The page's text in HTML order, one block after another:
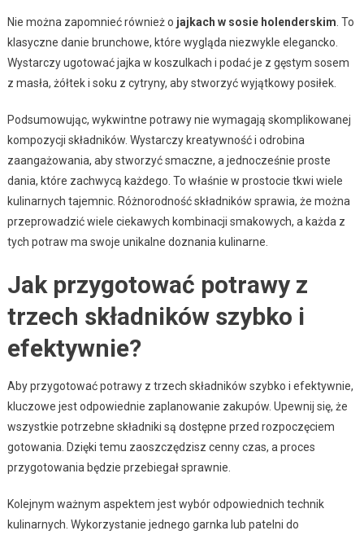
Nie można zapomnieć również o jajkach w sosie holenderskim . To
klasyczne danie brunchowe, które wygląda niezwykle elegancko.
Wystarczy ugotować jajka w koszulkach i podać je z gęstym sosem
z masła, żółtek i soku z cytryny, aby stworzyć wyjątkowy posiłek.
Podsumowując, wykwintne potrawy nie wymagają skomplikowanej
kompozycji składników. Wystarczy kreatywność i odrobina
zaangażowania, aby stworzyć smaczne, a jednocześnie proste
dania, które zachwycą każdego. To właśnie w prostocie tkwi wiele
kulinarnych tajemnic. Różnorodność składników sprawia, że można
przeprowadzić wiele ciekawych kombinacji smakowych, a każda z
tych potraw ma swoje unikalne doznania kulinarne.
Jak przygotować potrawy z
trzech składników szybko i
efektywnie?
Aby przygotować potrawy z trzech składników szybko i efektywnie,
kluczowe jest odpowiednie zaplanowanie zakupów. Upewnij się, że
wszystkie potrzebne składniki są dostępne przed rozpoczęciem
gotowania. Dzięki temu zaoszczędzisz cenny czas, a proces
przygotowania będzie przebiegał sprawnie.
Kolejnym ważnym aspektem jest wybór odpowiednich technik
kulinarnych. Wykorzystanie jednego garnka lub patelni do